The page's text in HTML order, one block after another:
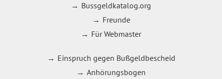
Bussgeldkatalog.org
Freunde
Für Webmaster
Einspruch gegen Bußgeldbescheid
Anhörungsbogen